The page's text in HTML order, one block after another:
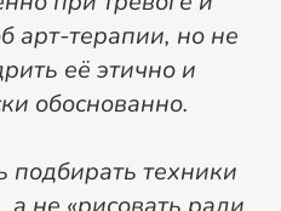
арт-терапии, но не
её этично и
обоснованно.
подбирать техники